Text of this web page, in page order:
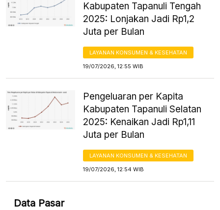
Kabupaten Tapanuli Tengah
2025: Lonjakan Jadi Rp1,2
Juta per Bulan
LAYANAN KONSUMEN & KESEHATAN
19/07/2026, 12:55 WIB
Pengeluaran per Kapita
Kabupaten Tapanuli Selatan
2025: Kenaikan Jadi Rp1,11
Juta per Bulan
LAYANAN KONSUMEN & KESEHATAN
19/07/2026, 12:54 WIB
Data Pasar